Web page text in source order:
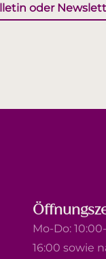
oder
Mo-Do:
16:00 sowie